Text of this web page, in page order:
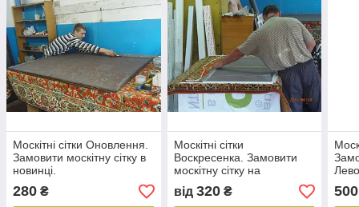
Москітні сітки Оновлення.
Замовити москітну сітку в
новинці.
280 ₴
Москітні сітки
Воскресенка. Замовити
москітну сітку на
Воскресенці.
від 320₴ 500